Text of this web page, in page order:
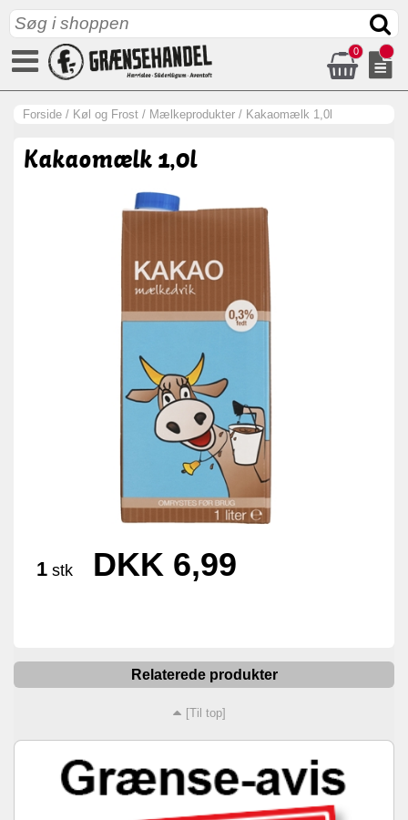
0
Forside / Køl og Frost / Mælkeprodukter / Kakaomælk 1,0l
Kakaomælk 1,0l
1 stk DKK 6,99
Relaterede produkter
[Til top]